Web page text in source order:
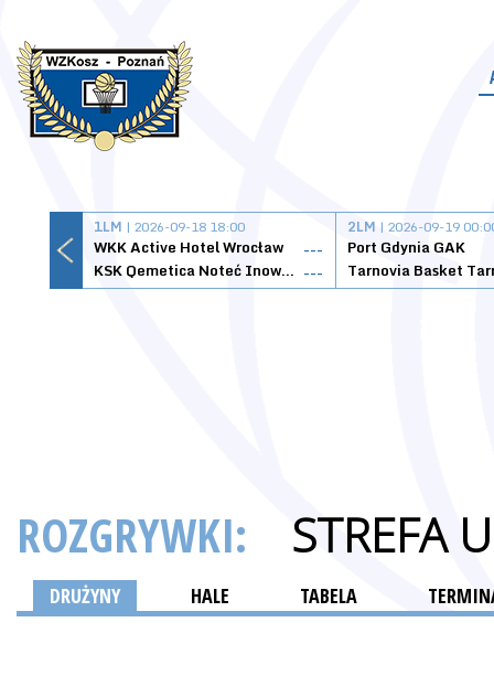
1LM | 2026-09-18 18:00
WKK Active Hotel Wrocław
---
KSK Qemetica Noteć Inowrocław ---
2LM | 2026-09-19
Port Gdynia GAK
ROZGRYWKI: STREFA
DRUŻYNY HALE TABELA